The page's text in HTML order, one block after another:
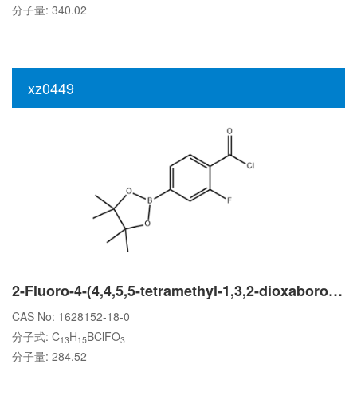
分子量: 340.02
xz0449
2-Fluoro-4-(4,4,5,5-tetramethyl-1,3,2-dioxaborolan-2-yl)benzoyl chloride
CAS No: 1628152-18-0
分子式: C13H15BClFO3
分子量: 284.52